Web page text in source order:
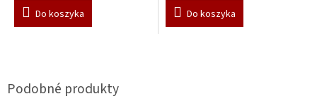
Do koszyka Do koszyka